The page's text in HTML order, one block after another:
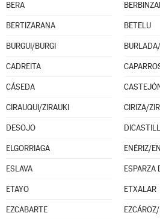
BERA
BERTIZARANA BETELU
BURGUI/BURGI
CADREITA
CÁSEDA
CIRAUQUI/ZIRAUKI CIRIZA/
DESOJO
ELGORRIAGA ENÉRIZ/
ESLAVA
ETAYO ETXALAR
EZCABARTE